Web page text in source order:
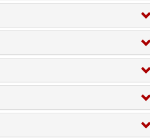
LEZÁRULT
VGF&HKL hírlevél
A VGF&HKL hírlevél kényelmes,